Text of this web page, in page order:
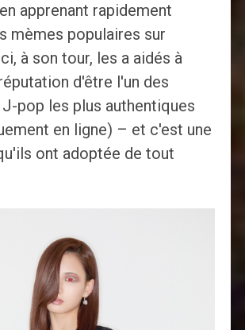
apprenant rapidement
mèmes populaires sur
à son tour, les a aidés à
d'être l'un des
pop les plus authentiques
en ligne) – et c'est une
ont adoptée de tout